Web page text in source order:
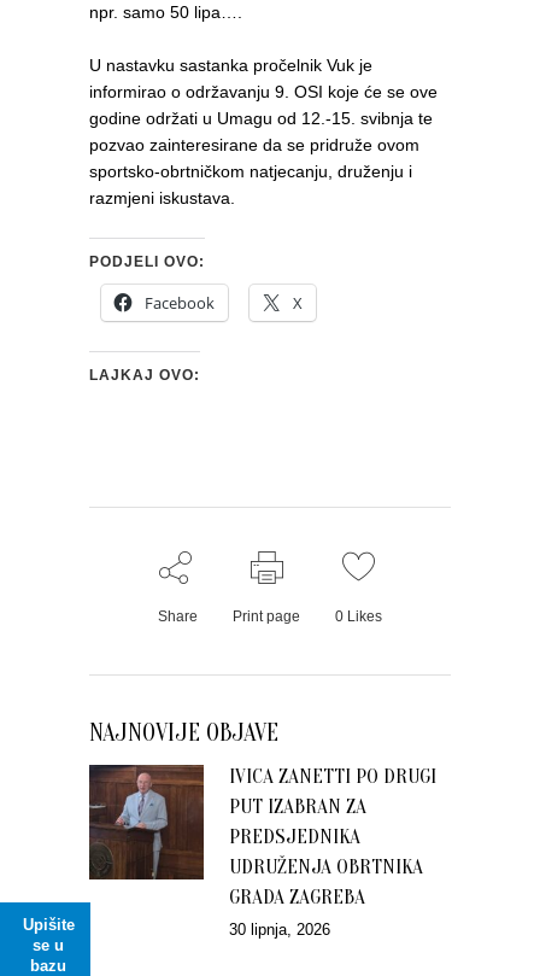
Upišite
se u
bazu
npr. samo 50 lipa….
U nastavku sastanka pročelnik Vuk je
informirao o održavanju 9. OSI koje će se ove
godine održati u Umagu od 12.-15. svibnja te
pozvao zainteresirane da se pridruže ovom
sportsko-obrtničkom natjecanju, druženju i
razmjeni iskustava.
PODJELI OVO:
Facebook X
LAJKAJ OVO:
Share Print page 0 Likes
NAJNOVIJE OBJAVE
IVICA ZANETTI PO DRUGI
PUT IZABRAN ZA
PREDSJEDNIKA
UDRUŽENJA OBRTNIKA
GRADA ZAGREBA
30 lipnja, 2026